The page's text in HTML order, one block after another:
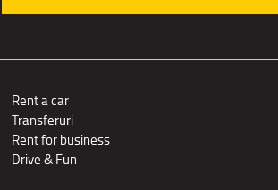
Rent a car
Transferuri
Rent for business
Drive & Fun